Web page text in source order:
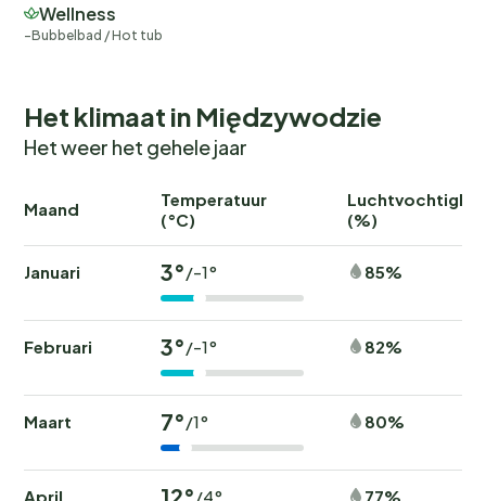
Wellness
Bubbelbad / Hot tub
Het klimaat in Międzywodzie
Het weer het gehele jaar
Maand
Temperatuur
(°C)
(%)
Januari 3°/-1° 85%
Februari 3°/-1° 82%
Maart 7°/1° 80%
April /4° 77%